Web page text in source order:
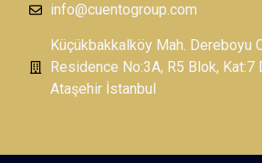
info@cuentogroup.com
Küçükbakkalköy Mah. Dereboyu
Residence No:3A, R5 Blok, Kat:7
Ataşehir İstanbul